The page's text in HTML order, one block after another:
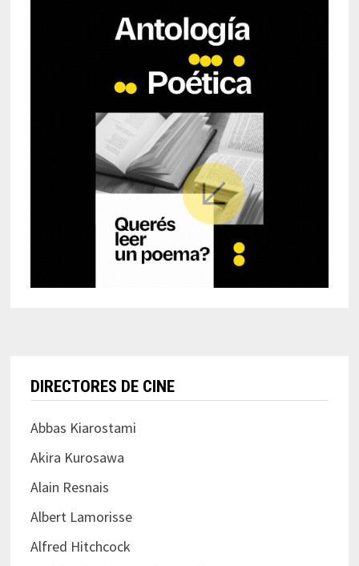
DIRECTORES DE CINE
Abbas Kiarostami
Akira Kurosawa
Alain Resnais
Albert Lamorisse
Alfred Hitchcock